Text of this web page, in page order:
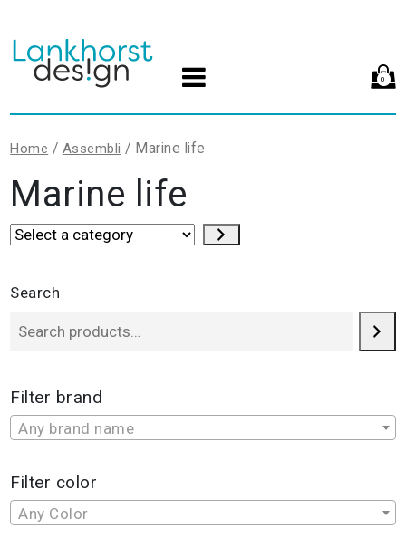
0
Home / Assembli / Marine life
Marine life
Select
Search
Filter brand
Any brand name
Filter color
Any Color